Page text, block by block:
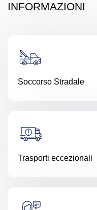
INFORMAZIONI
Soccorso Stradale
Trasporti eccezionali